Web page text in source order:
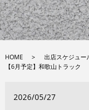
HOME
出店スケジュー
【6月予定】和歌山トラック
2026/05/27